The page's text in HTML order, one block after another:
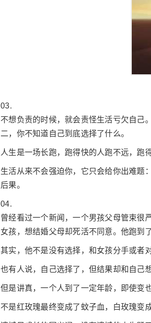
03.
不想负责的时候，就会责怪生活亏欠自己
二，你不知道自己到底选择了什么。
人生是一场长跑，跑得快的人跑不远，跑
生活从来不会强迫你，它只会给你出难题
后果。
04.
曾经看过一个新闻，一个男孩父母管束很
女孩，想结婚父母却死活不同意。他跑到
其实，他不是没有选择，和女孩分手或者
也有人说，自己选择了，但结果却和自己
但是讲真，一个人到了一定年龄，即使变
不是红玫瑰最终变成了蚊子血，白玫瑰变